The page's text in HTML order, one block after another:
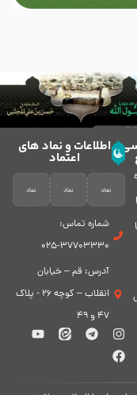
اطلاعات و نماد های
اعتماد
شماره تماس:
37703330-025
آدرس: قم – خیابان
انقلاب – کوچه 26 - پلاک
47 و 49